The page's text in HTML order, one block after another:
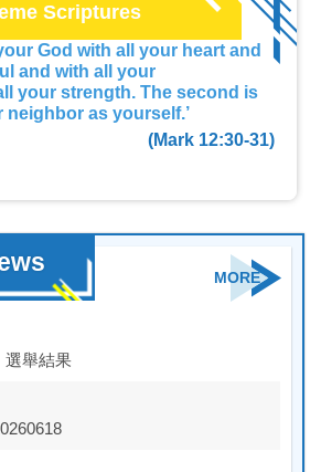
Scriptures
God with all your heart and
and with all your
your strength. The second is
neighbor as yourself.’
(Mark 12:30-31)
MORE
選舉結果